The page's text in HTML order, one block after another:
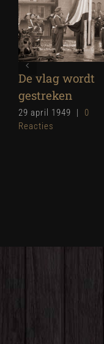
De vlag wordt
gestreken
29 april 1949 |
0
Reacties